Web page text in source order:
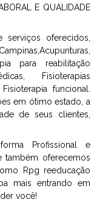
E QUALIDADE
oferecidos,
para reabilitação
Fisioterapias
funcional.
em ótimo estado, a
de seus clientes,
Profissional e
também oferecemos
Rpg reeducação
mais entrando em
você!